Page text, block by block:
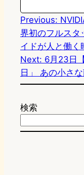
Previous:
界初のフルスタ
イドが人と働く
Next: 6月23日
日」 あの小さ
検索